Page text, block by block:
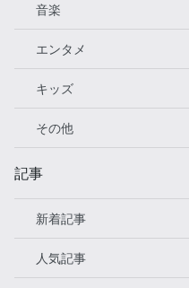
音楽
エンタメ
キッズ
その他
記事
新着記事
人気記事